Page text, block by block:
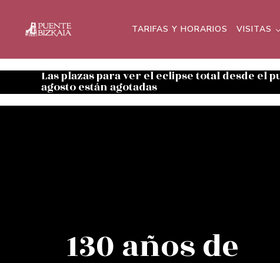
TARIFAS Y HORARIOS VISITAS
Las plazas para ver el eclipse total desde el
agosto están agotadas
130 años de